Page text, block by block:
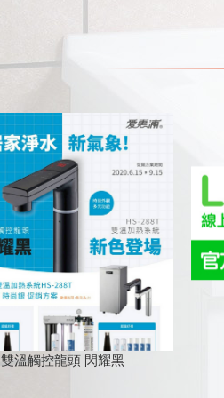
雙溫觸控龍頭 閃耀黑